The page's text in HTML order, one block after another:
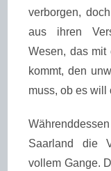
verborgen,
aus ihren
Wesen, das mit
kommt, den
muss, ob es will
Saarland die
vollem Gange.